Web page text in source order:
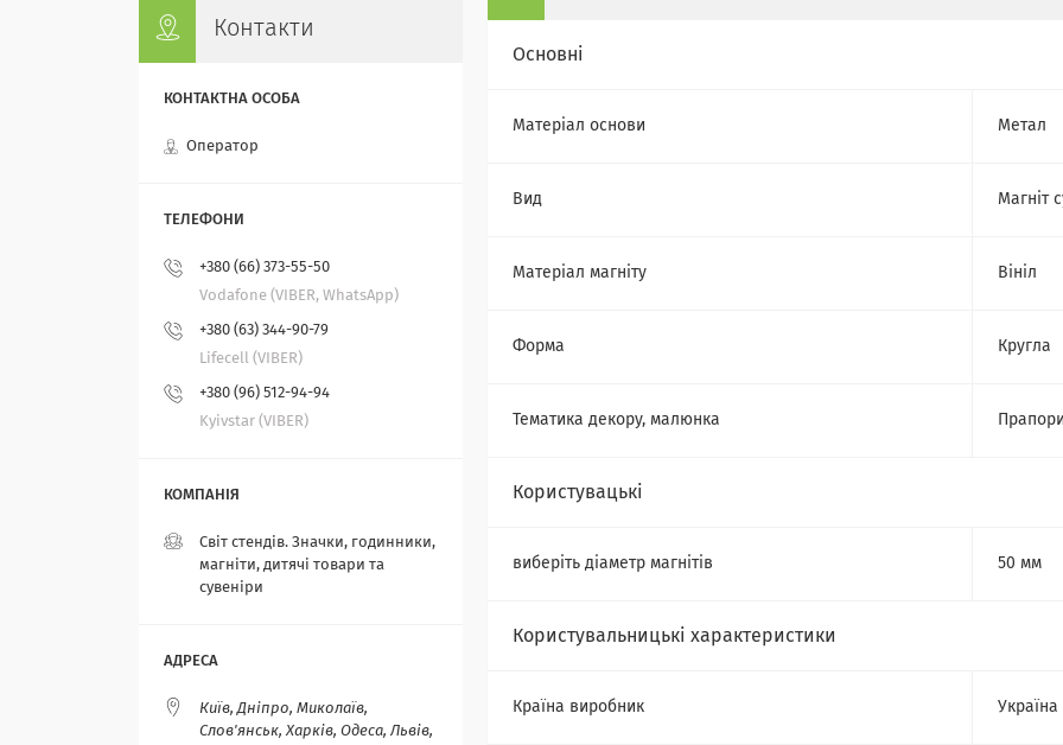
Основні
Матеріал основи Метал
Вид Магніт
Матеріал магніту Вініл
Форма Кругла
Тематика декору, малюнка
Користувацькі
виберіть діаметр магнітів 50 мм
Користувальницькі характеристики
Країна виробник Україна
Контакти
Оператор
+380 (66) 373-55-50
Vodafone (VIBER, WhatsApp)
+380 (63) 344-90-79
Lifecell (VIBER)
+380 (96) 512-94-94
Kyivstar (VIBER)
Світ стендів. Значки, годинники,
магніти, дитячі товари та
сувеніри
Київ, Дніпро, Миколаїв,
Слов'янськ, Харків, Одеса, Львів,